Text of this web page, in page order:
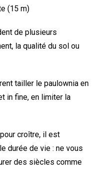
(15 m)
de plusieurs
la qualité du sol ou
tailler le paulownia en
in fine, en limiter la
croître, il est
durée de vie : ne vous
des siècles comme